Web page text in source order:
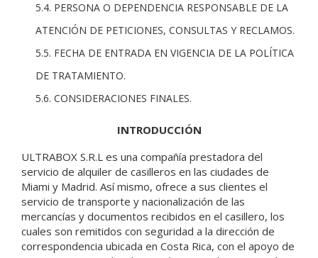
5.4. PERSONA O DEPENDENCIA RESPONSABLE DE LA
ATENCIÓN DE PETICIONES, CONSULTAS Y RECLAMOS.
5.5. FECHA DE ENTRADA EN VIGENCIA DE LA POLÍTICA
DE TRATAMIENTO.
5.6. CONSIDERACIONES FINALES.
INTRODUCCIÓN
ULTRABOX S.R.L es una compañía prestadora del
servicio de alquiler de casilleros en las ciudades de
Miami y Madrid. Así mismo, ofrece a sus clientes el
servicio de transporte y nacionalización de las
mercancías y documentos recibidos en el casillero, los
cuales son remitidos con seguridad a la dirección de
correspondencia ubicada en Costa Rica, con el apoyo de